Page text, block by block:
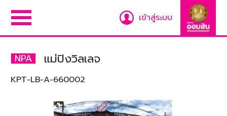
เข้าสู่ระบบ
NPA แม่ปิงวิลเลจ
KPT-LB-A-660002